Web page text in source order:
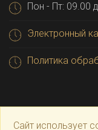
Пон - Пт: 09.00
Электронный
Политика
Сайт использует